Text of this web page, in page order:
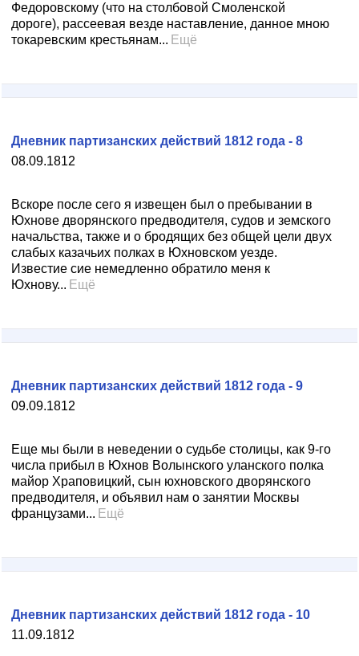
Федоровскому (что на столбовой Смоленской
дороге), рассеевая везде наставление, данное мною
токаревским крестьянам... Ещё
08.09.1812
Дневник партизанских действий 1812 года - 8
Вскоре после сего я извещен был о пребывании в
Юхнове дворянского предводителя, судов и земского
начальства, также и о бродящих без общей цели двух
слабых казачьих полках в Юхновском уезде.
Известие сие немедленно обратило меня к
Юхнову... Ещё
09.09.1812
Дневник партизанских действий 1812 года - 9
Еще мы были в неведении о судьбе столицы, как 9-го
числа прибыл в Юхнов Волынского уланского полка
майор Храповицкий, сын юхновского дворянского
предводителя, и объявил нам о занятии Москвы
французами... Ещё
11.09.1812
Дневник партизанских действий 1812 года - 10